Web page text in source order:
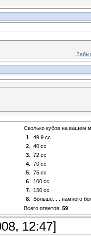
Сколько кубов на вашем
1.
49.9 cc
2.
40 cc
3.
72 cc
4.
70 cc
5.
75 cc
6.
100 cc
7.
150 cc
8.
Больше......намного
Всего ответов: 59
12:47]